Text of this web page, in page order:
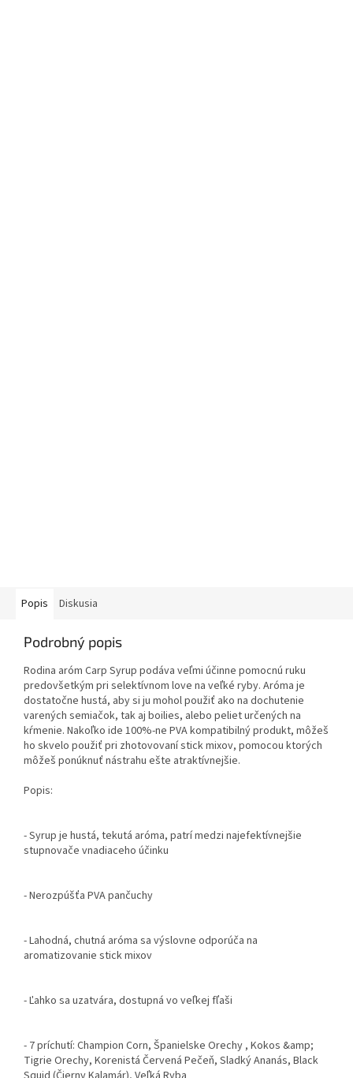
Popis Diskusia
Podrobný popis
Rodina aróm Carp Syrup podáva veľmi účinne pomocnú ruku
predovšetkým pri selektívnom love na veľké ryby. Aróma je
dostatočne hustá, aby si ju mohol použiť ako na dochutenie
varených semiačok, tak aj boilies, alebo peliet určených na
kŕmenie. Nakoľko ide 100%-ne PVA kompatibilný produkt, môžeš
ho skvelo použiť pri zhotovovaní stick mixov, pomocou ktorých
môžeš ponúknuť nástrahu ešte atraktívnejšie.
Popis:
- Syrup je hustá, tekutá aróma, patrí medzi najefektívnejšie
stupnovače vnadiaceho účinku
- Nerozpúšťa PVA pančuchy
- Lahodná, chutná aróma sa výslovne odporúča na
aromatizovanie stick mixov
- Ľahko sa uzatvára, dostupná vo veľkej fľaši
- 7 príchutí: Champion Corn, Španielske Orechy , Kokos &amp;
Tigrie Orechy, Korenistá Červená Pečeň, Sladký Ananás, Black